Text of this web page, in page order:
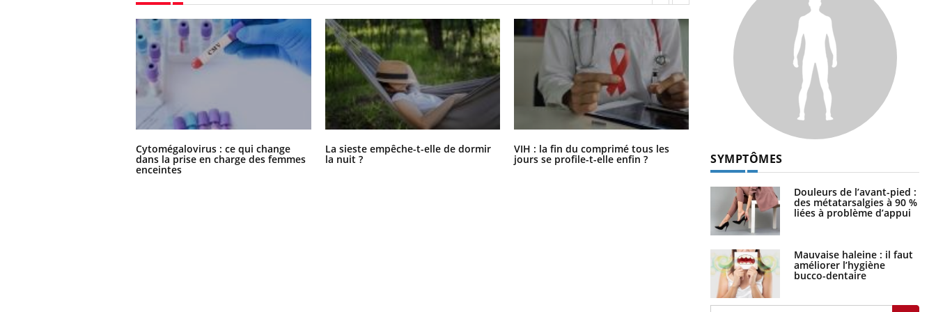
Cytomégalovirus : ce qui change
dans la prise en charge des femmes
enceintes
La sieste empêche-t-elle de dormir
la nuit ?
VIH : la fin du comprimé tous les
jours se profile-t-elle enfin ? premiers jours de vos vacances ?
SYMPTÔMES
Douleurs de l’avant-pied :
des métatarsalgies à 90 %
liées à problème d’appui
Mauvaise haleine : il faut
améliorer l’hygiène
bucco-dentaire